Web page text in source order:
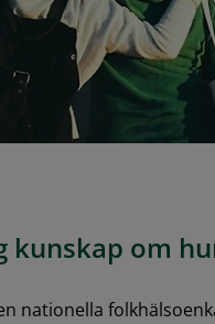
kunskap om
nationella